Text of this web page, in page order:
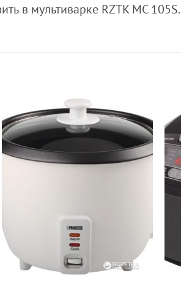
в мультиварке RZTK МC 105S.